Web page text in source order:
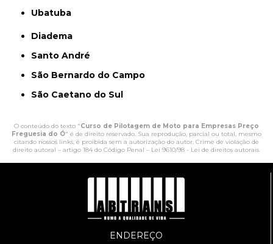
Ubatuba
Diadema
Santo André
São Bernardo do Campo
São Caetano do Sul
O conteúdo do texto "Curso de Pilotagem de Moto para Empresas Preço
Freguesia do Ó" é de direito reservado. Sua reprodução, parcial ou total, mesmo
citando nossos links, é proibida sem a autorização do autor. Crime de violação de
direito autoral – artigo 184 do Código Penal – Lei 9610/98 - Lei de direitos autorais.
ENDEREÇO